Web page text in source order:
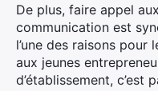
De plus, faire appel
communication est
l’une des raisons pour
aux jeunes
d’établissement, c’est